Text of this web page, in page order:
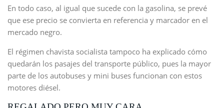
En todo caso, al igual que sucede con la gasolina, se prevé
que ese precio se convierta en referencia y marcador en el
mercado negro.
El régimen chavista socialista tampoco ha explicado cómo
quedarán los pasajes del transporte público, pues la mayor
parte de los autobuses y mini buses funcionan con estos
motores diésel.